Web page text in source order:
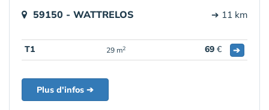
59150 - WATTRELOS ➔ 11 km
T1 29 m2 69 € ➔
Plus d'infos ➔